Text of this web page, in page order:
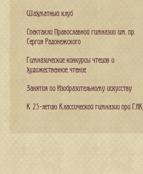
Шахматный клуб
Спектакли Православной гимназии им. пр.
Сергия Радонежского
Гимназические конкурсы чтецов и
художественное чтение
Занятия по Изобразительному искусству
К 25-летию Классической гимназии при ГЛК